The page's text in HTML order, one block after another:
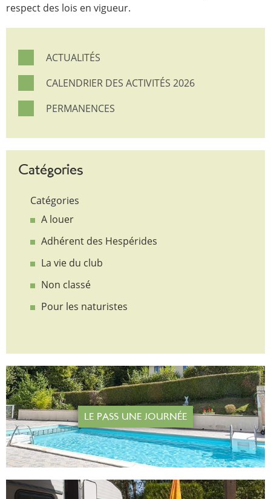
respect des lois en vigueur.
ACTUALITÉS
CALENDRIER DES ACTIVITÉS 2026
PERMANENCES
Catégories
Catégories
A louer
Adhérent des Hespérides
La vie du club
Non classé
Pour les naturistes
LE PASS UNE JOURNÉE